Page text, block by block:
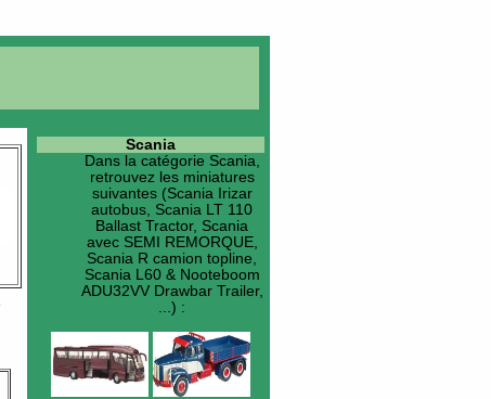
Scania
Dans la catégorie Scania,
retrouvez les miniatures
suivantes (Scania Irizar
autobus, Scania LT 110
Ballast Tractor, Scania
avec SEMI REMORQUE,
Scania R camion topline,
Scania L60 & Nooteboom
ADU32VV Drawbar Trailer,
...) :